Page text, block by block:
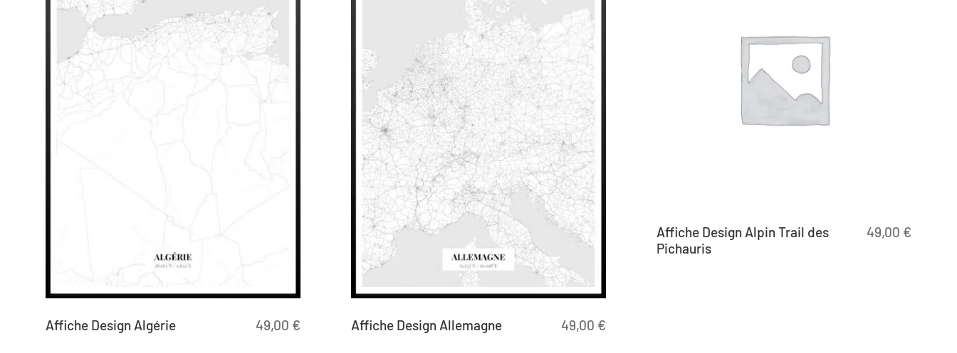
49,00 €
Affiche Design Algérie 49,00 €
Affiche Design Allemagne
49,00 €
Affiche Design Alpin Trail des
Pichauris